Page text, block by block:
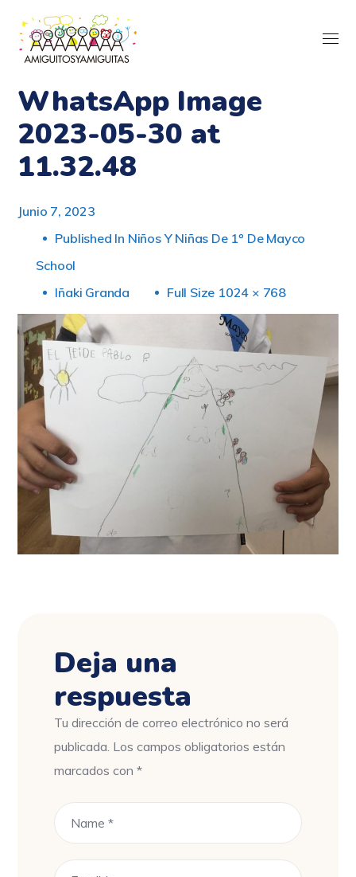
WhatsApp Image
2023-05-30 at
11.32.48
Junio 7, 2023
Published In Niños Y Niñas De 1º De Mayco
School
Iñaki Granda
Full Size 1024 × 768
Deja una
respuesta
Tu dirección de correo electrónico no será
publicada. Los campos obligatorios están
marcados con*